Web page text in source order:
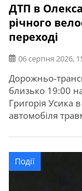
ДТП в
річного
переході
06 серпня 2026,
Дорожньо-
близько 19:00
Григорія Усика
автомобіля
попередньою
ВАЗ-2112 із
здійснила
переїжджав
Події